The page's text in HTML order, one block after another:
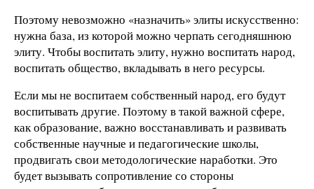
Поэтому невозможно «назначить» элиты искусственно:
нужна база, из которой можно черпать сегодняшнюю
элиту. Чтобы воспитать элиту, нужно воспитать народ,
воспитать общество, вкладывать в него ресурсы.
Если мы не воспитаем собственный народ, его будут
воспитывать другие. Поэтому в такой важной сфере,
как образование, важно восстанавливать и развивать
собственные научные и педагогические школы,
продвигать свои методологические наработки. Это
будет вызывать сопротивление со стороны